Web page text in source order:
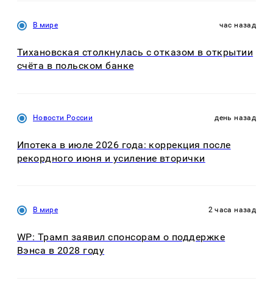
В мире час назад
Тихановская столкнулась с отказом в открытии
счёта в польском банке
Новости России день назад
Ипотека в июле 2026 года: коррекция после
рекордного июня и усиление вторички
В мире 2 часа назад
WP: Трамп заявил спонсорам о поддержке
Вэнса в 2028 году